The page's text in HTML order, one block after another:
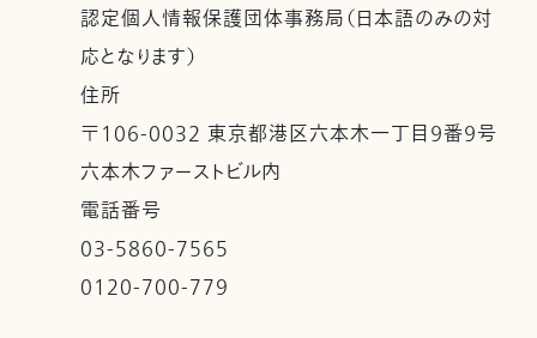
認定個人情報保護団体事務局（日本語のみの対
応となります）
住所
〒106-0032 東京都港区六本木一丁目９番９号
六本木ファーストビル内
電話番号
03-5860-7565
0120-700-779